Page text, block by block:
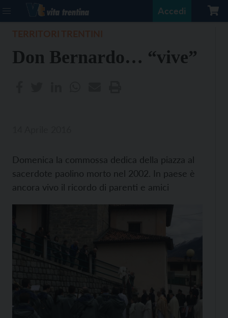
Accedi
Don Bernardo… “vive”
Domenica la commossa dedica della piazza al
sacerdote paolino morto nel 2002. In paese è
ancora vivo il ricordo di parenti e amici